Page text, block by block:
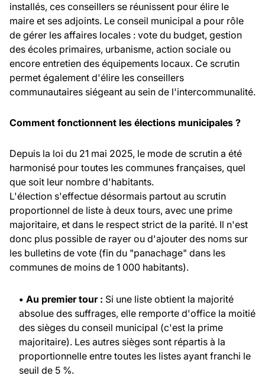
installés, ces conseillers se réunissent pour élire le
maire et ses adjoints. Le conseil municipal a pour rôle
de gérer les affaires locales : vote du budget, gestion
des écoles primaires, urbanisme, action sociale ou
encore entretien des équipements locaux. Ce scrutin
permet également d'élire les conseillers
communautaires siégeant au sein de l'intercommunalité.
Comment fonctionnent les élections municipales ?
Depuis la loi du 21 mai 2025, le mode de scrutin a été
harmonisé pour toutes les communes françaises, quel
que soit leur nombre d'habitants.
L'élection s'effectue désormais partout au scrutin
proportionnel de liste à deux tours, avec une prime
majoritaire, et dans le respect strict de la parité. Il n'est
donc plus possible de rayer ou d'ajouter des noms sur
les bulletins de vote (fin du "panachage" dans les
communes de moins de 1 000 habitants).
• Au premier tour : Si une liste obtient la majorité
absolue des suffrages, elle remporte d'office la moitié
des sièges du conseil municipal (c'est la prime
majoritaire). Les autres sièges sont répartis à la
proportionnelle entre toutes les listes ayant franchi le
seuil de 5 %.